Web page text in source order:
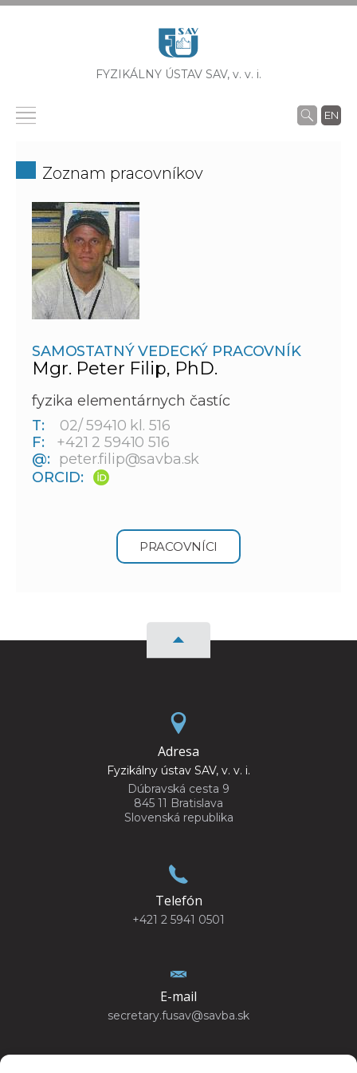
FYZIKÁLNY ÚSTAV SAV, v. v. i.
EN
Zoznam pracovníkov
SAMOSTATNÝ VEDECKÝ PRACOVNÍK
Mgr. Peter Filip, PhD.
fyzika elementárnych častíc
T:
02/ 59410 kl. 516
F:
+421 2 59410 516
@: peter.filip@savba.sk
ORCID:
PRACOVNÍCI
Adresa
Fyzikálny ústav SAV, v. v. i.
Dúbravská cesta 9
845 11 Bratislava
Slovenská republika
Telefón
+421 2 5941 0501
E-mail
secretary.fusav@savba.sk